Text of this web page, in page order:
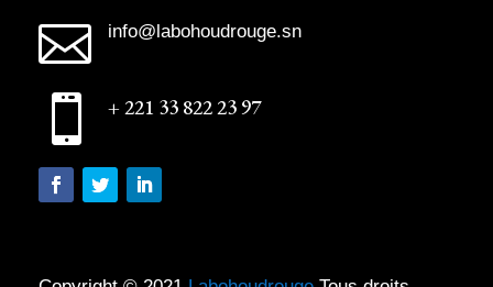
 info@labohoudrouge.sn
 + 221 33 822 23 97